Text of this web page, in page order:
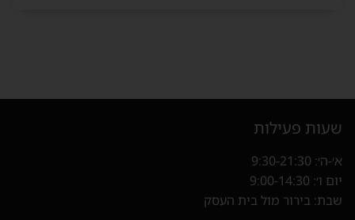
שעות פעילות
א׳-ה׳: 9:30-21:30
יום ו׳: 9:00-14:30
שבת: בירור מול בית העסק